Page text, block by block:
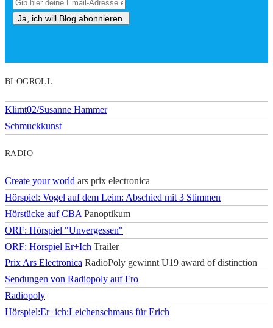
BLOGROLL
Klimt02/Susanne Hammer
Schmuckkunst
RADIO
Create your world ars prix electronica
Hörspiel: Vogel auf dem Leim: Abschied mit 3 Stimmen
Hörstücke auf CBA Panoptikum
ORF: Hörspiel "Unvergessen"
ORF: Hörspiel Er+Ich Trailer
Prix Ars Electronica RadioPoly gewinnt U19 award of distinction
Sendungen von Radiopoly auf Fro
Radiopoly
Hörspiel:Er+ich:Leichenschmaus für Erich